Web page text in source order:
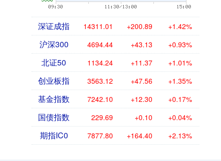
深证成指 14311.01 +200.89 +1.42%
沪深300 4694.44 +43.13 +0.93%
北证50 1134.24 +11.37 +1.01%
创业板指 3563.12 +47.56 +1.35%
基金指数 7242.10 +12.30 +0.17%
国债指数 229.69 +0.10 +0.04%
期指IC0 7877.80 +164.40 +2.13%